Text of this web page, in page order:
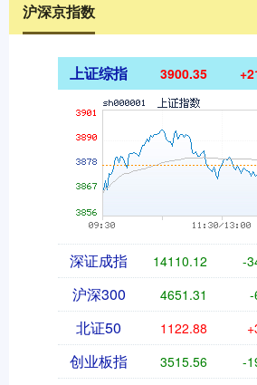
沪深京指数
上证综指 3900.35
深证成指 14110.12 -
沪深300 4651.31 -
北证50 1122.88
创业板指 3515.56 -